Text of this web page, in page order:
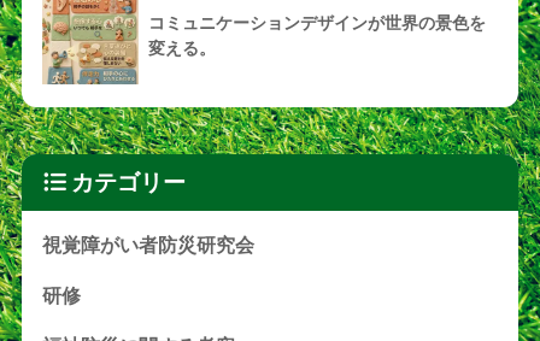
コミュニケーションデザインが世界の景色を
変える。
カテゴリー
視覚障がい者防災研究会
研修